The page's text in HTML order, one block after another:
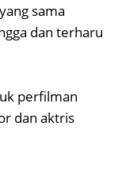
sama
dan terharu
perfilman
dan aktris